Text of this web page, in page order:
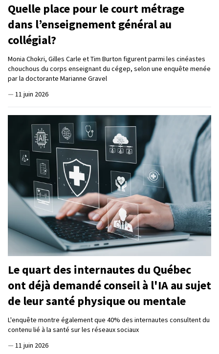
Quelle place pour le court métrage
dans l’enseignement général au
collégial?
Monia Chokri, Gilles Carle et Tim Burton figurent parmi les cinéastes
chouchous du corps enseignant du cégep, selon une enquête menée
par la doctorante Marianne Gravel
— 11 juin 2026
Le quart des internautes du Québec
ont déjà demandé conseil à l'IA au sujet
de leur santé physique ou mentale
L'enquête montre également que 40% des internautes consultent du
contenu lié à la santé sur les réseaux sociaux
— 11 juin 2026